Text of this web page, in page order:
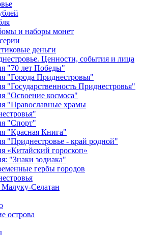
и наборы монет
деньги
Ценности, события и лица
"70 лет Победы"
"Города Приднестровья"
"Государственность Приднестровья"
"Освоение космоса"
"Православные храмы
"Спорт"
"Красная Книга"
"Приднестровье - край родной"
«Китайский гороскоп»
"Знаки зодиака"
гербы городов
Малуку-Селатан
острова